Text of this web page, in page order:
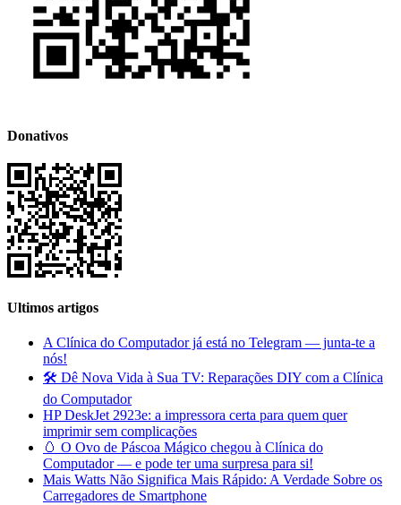
Donativos
Ultimos artigos
A Clínica do Computador já está no Telegram — junta-te a
nós!
🛠️ Dê Nova Vida à Sua TV: Reparações DIY com a Clínica
do Computador
HP DeskJet 2923e: a impressora certa para quem quer
imprimir sem complicações
🥚 O Ovo de Páscoa Mágico chegou à Clínica do
Computador — e pode ter uma surpresa para si!
Mais Watts Não Significa Mais Rápido: A Verdade Sobre os
Carregadores de Smartphone